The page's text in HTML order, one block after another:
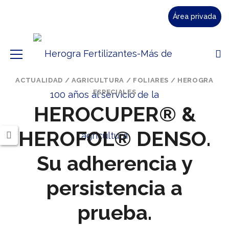
Área privada
ACTUALIDAD / AGRICULTURA / FOLIARES / HEROGRA
ESPECIALES
HEROCUPER® &
HEROFOL® DENSO.
Su adherencia y
persistencia a
prueba.